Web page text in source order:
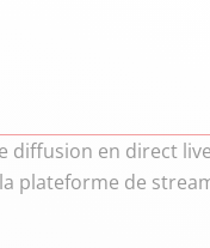
diffusion en direct
plateforme de